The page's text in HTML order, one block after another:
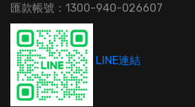
匯款帳號：1300-940-026607
LINE連結